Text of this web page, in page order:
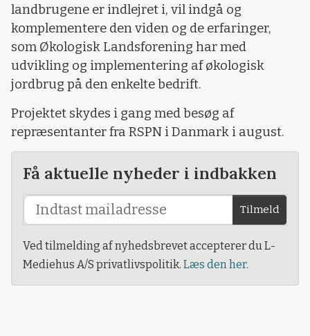
landbrugene er indlejret i, vil indgå og
komplementere den viden og de erfaringer,
som Økologisk Landsforening har med
udvikling og implementering af økologisk
jordbrug på den enkelte bedrift.
Projektet skydes i gang med besøg af
repræsentanter fra RSPN i Danmark i august.
Få aktuelle nyheder i indbakken
Tilmeld
Ved tilmelding af nyhedsbrevet accepterer du L-
Mediehus A/S privatlivspolitik. Læs den her.